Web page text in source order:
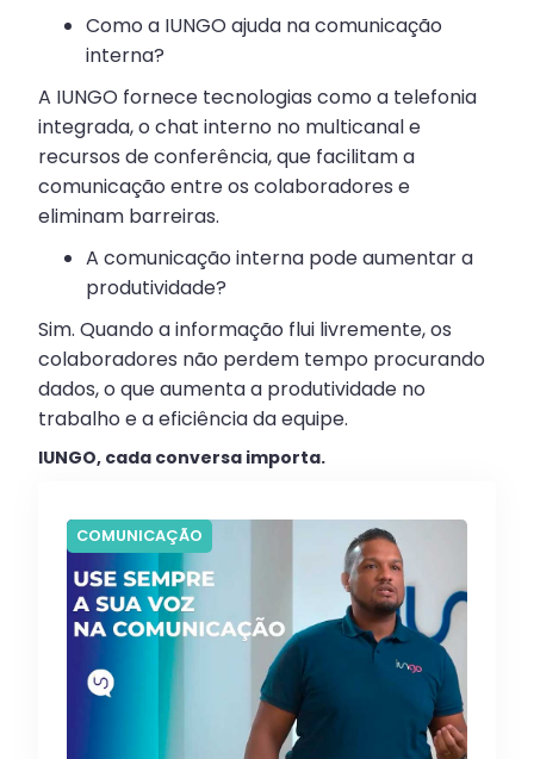
Como a IUNGO ajuda na comunicação
interna?
A IUNGO fornece tecnologias como a telefonia
integrada, o chat interno no multicanal e
recursos de conferência, que facilitam a
comunicação entre os colaboradores e
eliminam barreiras.
A comunicação interna pode aumentar a
produtividade?
Sim. Quando a informação flui livremente, os
colaboradores não perdem tempo procurando
dados, o que aumenta a produtividade no
trabalho e a eficiência da equipe.
IUNGO, cada conversa importa.
COMUNICAÇÃO